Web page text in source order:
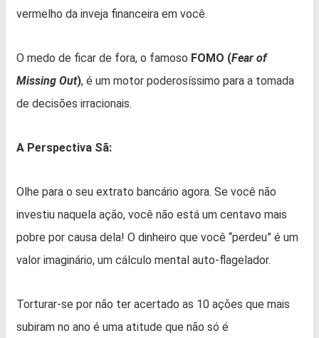
vermelho da inveja financeira em você.
O medo de ficar de fora, o famoso FOMO (Fear of
Missing Out), é um motor poderosíssimo para a tomada
de decisões irracionais.
A Perspectiva Sã:
Olhe para o seu extrato bancário agora. Se você não
investiu naquela ação, você não está um centavo mais
pobre por causa dela! O dinheiro que você “perdeu” é um
valor imaginário, um cálculo mental auto-flagelador.
Torturar-se por não ter acertado as 10 ações que mais
subiram no ano é uma atitude que não só é